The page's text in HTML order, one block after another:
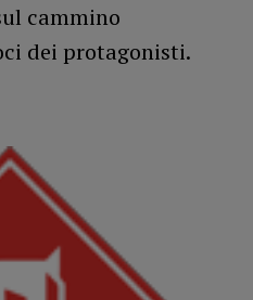
cammino
dei protagonisti.